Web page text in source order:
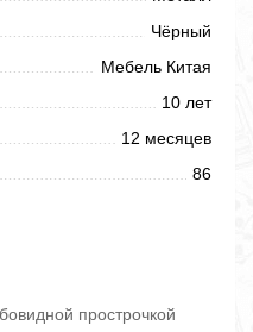
Чёрный
Мебель Китая
10 лет
12 месяцев
86
прострочкой